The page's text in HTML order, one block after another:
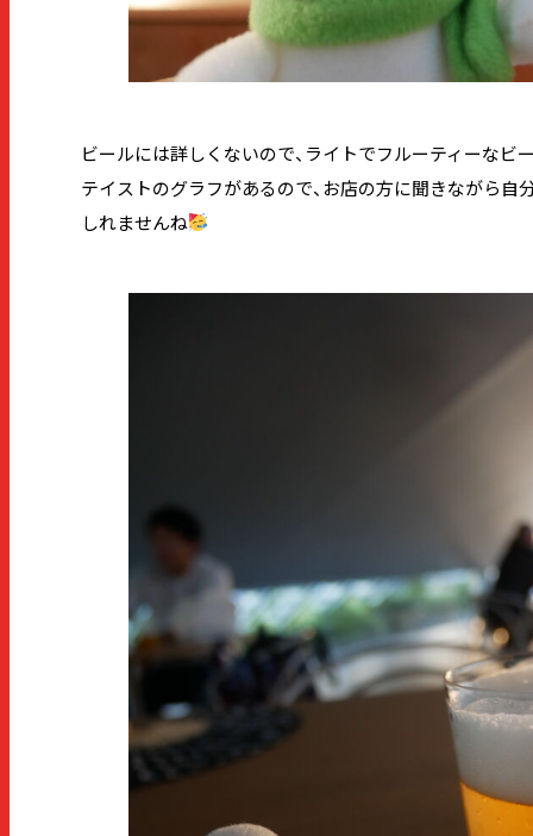
ビールには詳しくないので、ライトでフルーティーなビ
テイストのグラフがあるので、お店の方に聞きながら
しれませんね